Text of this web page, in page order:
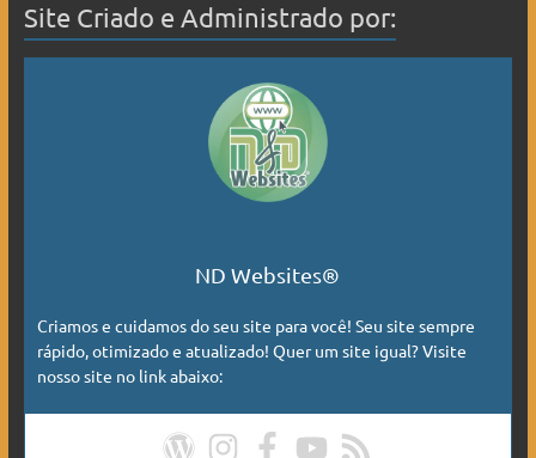
Site Criado e Administrado por:
ND Websites®
Criamos e cuidamos do seu site para você! Seu site sempre
rápido, otimizado e atualizado! Quer um site igual? Visite
nosso site no link abaixo: